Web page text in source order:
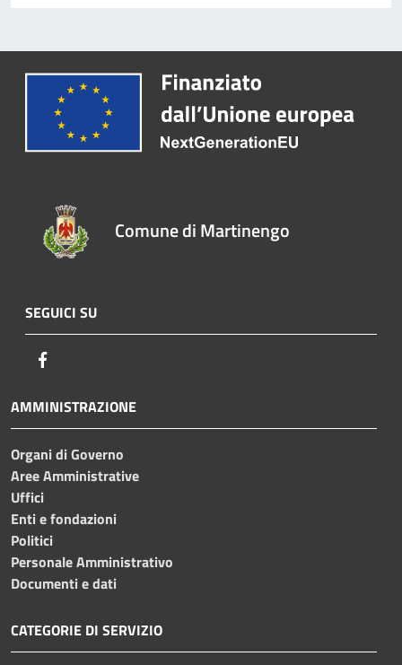
Comune di Martinengo
SEGUICI SU
AMMINISTRAZIONE
Organi di Governo
Aree Amministrative
Uffici
Enti e fondazioni
Politici
Personale Amministrativo
Documenti e dati
CATEGORIE DI SERVIZIO